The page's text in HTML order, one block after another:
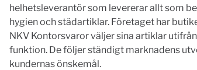
helhetsleverantör som levererar allt som
hygien och städartiklar. Företaget har
NKV Kontorsvaror väljer sina artiklar
funktion. De följer ständigt marknadens
kundernas önskemål.